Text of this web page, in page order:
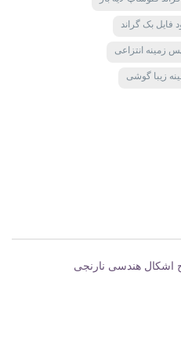
فایل بک گراند
زمینه انتزاعی
زیبا گوشی